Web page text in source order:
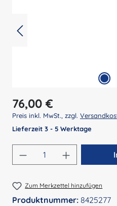
Regulärer Preis:
76,00 €
Preis inkl. MwSt., zzgl.
Lieferzeit 3 - 5 Werktage
Produkt Anzahl:
Zum Merkzettel hinzufügen
Produktnummer: 8425277